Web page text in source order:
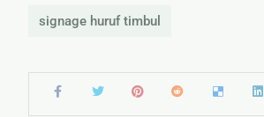
signage huruf timbul